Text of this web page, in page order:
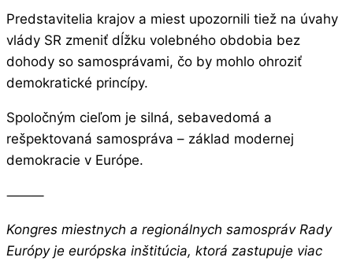
Predstavitelia krajov a miest upozornili tiež na úvahy
vlády SR zmeniť dĺžku volebného obdobia bez
dohody so samosprávami, čo by mohlo ohroziť
demokratické princípy.
Spoločným cieľom je silná, sebavedomá a
rešpektovaná samospráva – základ modernej
demokracie v Európe.
⸻
Kongres miestnych a regionálnych samospráv Rady
Európy je európska inštitúcia, ktorá zastupuje viac